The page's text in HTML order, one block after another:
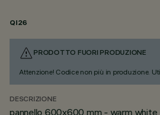
QI26
PRODOTTO FUORI PRODUZIONE
Attenzione! Codice non più in produzione.
DESCRIZIONE
pannello 600x600 mm - warm